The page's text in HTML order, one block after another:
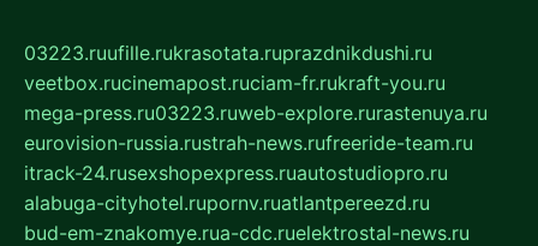
03223.ruufille.rukrasotata.ruprazdnikdushi.ru
veetbox.rucinemapost.ruciam-fr.rukraft-you.ru
mega-press.ru03223.ruweb-explore.rurastenuya.ru
eurovision-russia.rustrah-news.rufreeride-team.ru
itrack-24.rusexshopexpress.ruautostudiopro.ru
alabuga-cityhotel.rupornv.ruatlantpereezd.ru
bud-em-znakomye.rua-cdc.ruelektrostal-news.ru